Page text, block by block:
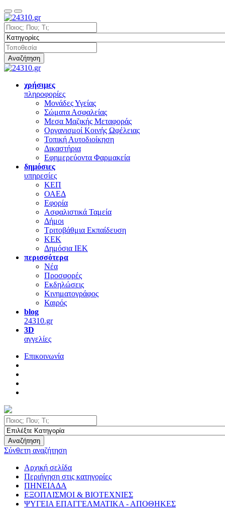
Αναζήτηση
χρήσιμες
πληροφορίες
Μονάδες Υγείας
Σώματα Ασφαλείας
Μεσα Μαζικής Μεταφοράς
Οργανισμοί Κοινής Ωφέλειας
Τοπική Αυτοδιοίκηση
Δικαστήρια
Εφημερεύοντα Φαρμακεία
δημόσιες
υπηρεσίες
ΚΕΠ
ΟΑΕΔ
Εφορία
Ασφαλιστικά Ταμεία
Δήμοι
Τριτοβάθμια Εκπαίδευση
ΚΕΚ
Δημόσια ΙΕΚ
περισσότερα
Νέα
Προσφορές
Εκδηλώσεις
Κινηματογράφος
Καιρός
blog
24310.gr
3D
αγγελίες
Επικοινωνία
Αναζήτηση
Σύνθετη αναζήτηση
Αρχική σελίδα
Περιήγηση στις κατηγορίες
ΠΗΝΕΙΑΔΑ
ΕΞΟΠΛΙΣΜΟΙ & ΒΙΟΤΕΧΝΙΕΣ
ΨΥΓΕΙΑ ΕΠΑΓΓΕΛΜΑΤΙΚΑ - ΑΠΟΘΗΚΕΣ